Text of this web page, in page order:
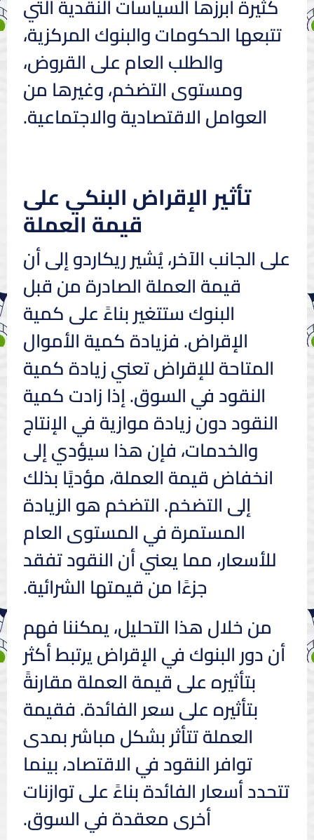
كثيرة أبرزها السياسات النقدية التي
تتبعها الحكومات والبنوك المركزية،
والطلب العام على القروض،
ومستوى التضخم، وغيرها من
العوامل الاقتصادية والاجتماعية.
تأثير الإقراض البنكي على
قيمة العملة
على الجانب الآخر، يُشير ريكاردو إلى أن
قيمة العملة الصادرة من قبل
البنوك ستتغير بناءً على كمية
الإقراض. فزيادة كمية الأموال
المتاحة للإقراض تعني زيادة كمية
النقود في السوق. إذا زادت كمية
النقود دون زيادة موازية في الإنتاج
والخدمات، فإن هذا سيؤدي إلى
انخفاض قيمة العملة، مؤديًا بذلك
إلى التضخم. التضخم هو الزيادة
المستمرة في المستوى العام
للأسعار، مما يعني أن النقود تفقد
جزءًا من قيمتها الشرائية.
من خلال هذا التحليل، يمكننا فهم
أن دور البنوك في الإقراض يرتبط أكثر
بتأثيره على قيمة العملة مقارنةً
بتأثيره على سعر الفائدة. فقيمة
العملة تتأثر بشكل مباشر بمدى
توافر النقود في الاقتصاد، بينما
تتحدد أسعار الفائدة بناءً على توازنات
أخرى معقدة في السوق.